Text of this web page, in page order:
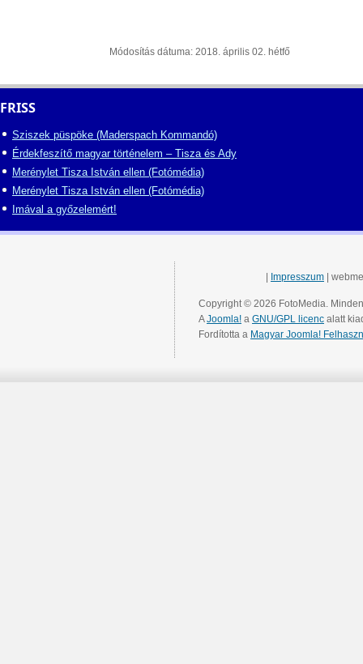
Módosítás dátuma: 2018. április 02. hétfő
FRISS
Sziszek püspöke (Maderspach Kommandó)
Érdekfeszítő magyar történelem – Tisza és Ady
Merénylet Tisza István ellen (Fotómédia)
Merénylet Tisza István ellen (Fotómédia)
Imával a győzelemért!
Impresszum |
Copyright © 2026 FotoMedia.
AJoomla! a GNU/GPL licenc alatt
Fordította a Magyar Joomla!